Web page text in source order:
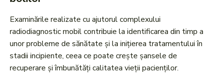
Examinările realizate cu ajutorul complexului
radiodiagnostic mobil contribuie la identificarea din timp a
unor probleme de sănătate și la inițierea tratamentului în
stadii incipiente, ceea ce poate crește șansele de
recuperare și îmbunătăți calitatea vieții pacienților.